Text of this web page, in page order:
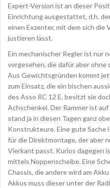
Expert-Version ist an dieser
Einrichtung ausgestattet, d.h.
einen Exzenter, mit dem sich die
justieren lässt.
Ein mechanischer Regler ist nur
vorgesehen, die dafür aber ohne
Aus Gewichtsgründen kommt
zum Einsatz, die ein bischen
des Asso RC 12 E, besitzt sie
Achschenkel. Der Rammer ist
stand ja in diesen Tagen ganz
Konstrukteure. Eine gute
für die Direktmontage, der aber
Vierkant passt. Kurios dagegen
mittels Noppenscheibe. Eine
Chassis, die andere wird am
Akkus muss dieser unter der